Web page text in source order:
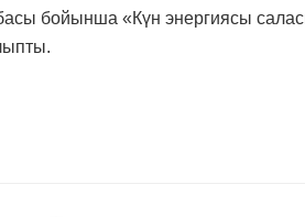
бойынша «Күн энергиясы